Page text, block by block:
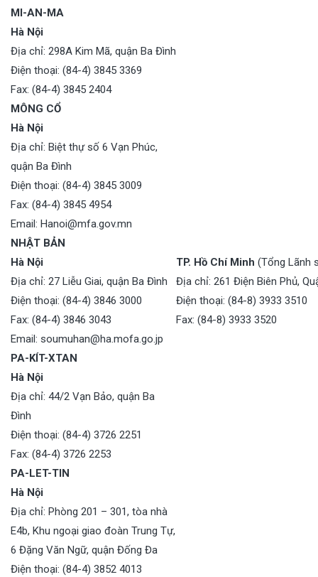
MI-AN-MA
Hà Nội
Địa chỉ: 298A Kim Mã, quận Ba Đình
Điện thoại: (84-4) 3845 3369
Fax: (84-4) 3845 2404
MÔNG CỔ
Hà Nội
Địa chỉ: Biệt thự số 6 Vạn Phúc,
quận Ba Đình
Điện thoại: (84-4) 3845 3009
Fax: (84-4) 3845 4954
Email: Hanoi@mfa.gov.mn
NHẬT BẢN
Hà Nội
TP. Hồ Chí Minh (Tổng Lãnh
Địa chỉ: 27 Liễu Giai, quận Ba Đình
Điện thoại: (84-4) 3846 3000
Fax: (84-4) 3846 3043
Email: soumuhan@ha.mofa.go.jp
Địa chỉ: 261 Điện Biên Phủ,
Điện thoại: (84-8) 3933 3510
Fax: (84-8) 3933 3520
PA-KÍT-XTAN
Hà Nội
Địa chỉ: 44/2 Vạn Bảo, quận Ba
Đình
Điện thoại: (84-4) 3726 2251
Fax: (84-4) 3726 2253
PA-LET-TIN
Hà Nội
Địa chỉ: Phòng 201 – 301, tòa nhà
E4b, Khu ngoại giao đoàn Trung Tự,
6 Đặng Văn Ngữ, quận Đống Đa
Điện thoại: (84-4) 3852 4013